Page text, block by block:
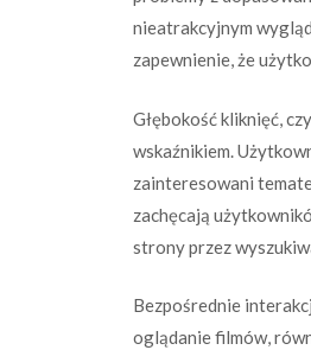
nieatrakcyjnym
zapewnienie, że
Głębokość kliknięć,
wskaźnikiem.
zainteresowani
zachęcają
strony przez
Bezpośrednie
oglądanie filmów,